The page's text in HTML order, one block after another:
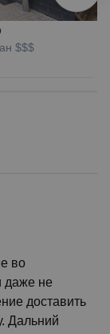
$$$
во
даже не
доставить
Дальний